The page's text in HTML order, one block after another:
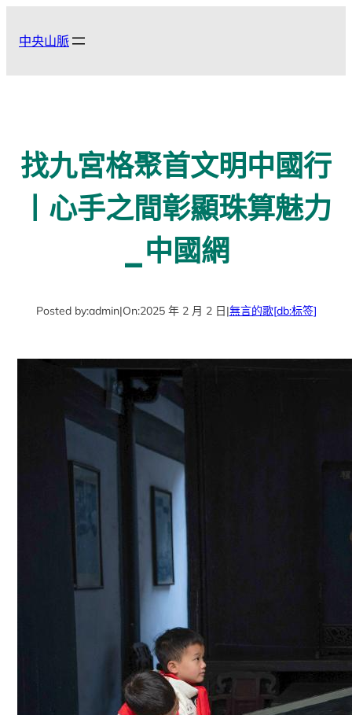
中央山脈
找九宮格聚首文明中國行
丨心手之間彰顯珠算魅力
_中國網
Posted by:admin|On:2025 年 2 月 2 日|無言的歌[db:标签]